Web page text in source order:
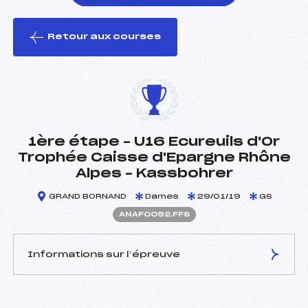
le ski
Retour aux courses
1ère étape – U16 Ecureuils d'Or
Trophée Caisse d'Epargne Rhône
Alpes – Kassbohrer
GRAND BORNAND Dames 29/01/19 GS
ANAF0092.FFS
Informations sur l’épreuve